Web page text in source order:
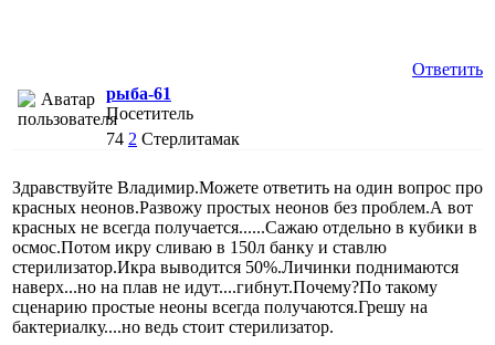
Ответить
рыба-61
Посетитель
74 2 Стерлитамак
Здравствуйте Владимир.Можете ответить на один вопрос про
красных неонов.Развожу простых неонов без проблем.А вот
красных не всегда получается......Сажаю отдельно в кубики в
осмос.Потом икру сливаю в 150л банку и ставлю
стерилизатор.Икра выводится 50%.Личинки поднимаются
наверх...но на плав не идут....гибнут.Почему?По такому
сценарию простые неоны всегда получаются.Грешу на
бактериалку....но ведь стоит стерилизатор.